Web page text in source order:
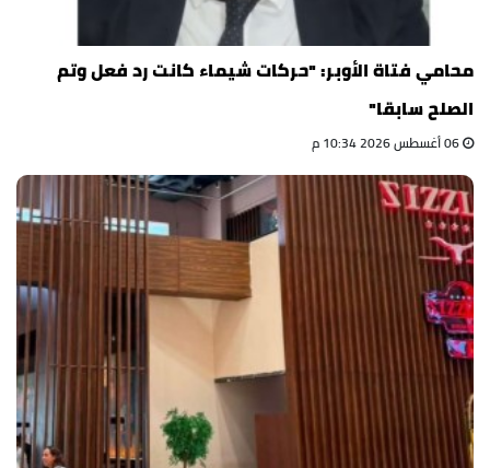
محامي فتاة الأوبر: "حركات شيماء كانت رد فعل وتم
الصلح سابقا"